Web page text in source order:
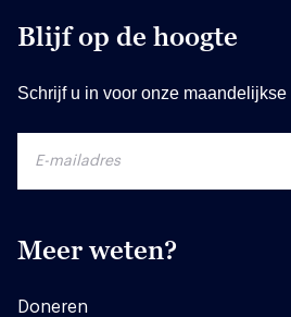
Blijf op de hoogte
Schrijf u in voor onze
Meer weten?
Doneren